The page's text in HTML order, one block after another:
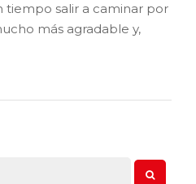
tiempo salir a caminar por
más agradable y,